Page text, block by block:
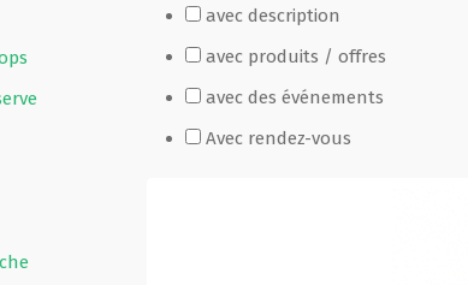
avec description
avec produits / offres
avec des événements
Avec rendez-vous